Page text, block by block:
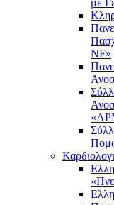
με
NF»